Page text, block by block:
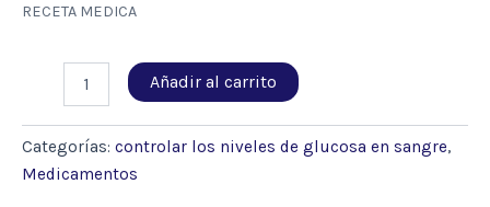
RECETA MEDICA
MG
30
Añadir al carrito
Categorías: controlar los niveles de glucosa en sangre,
Medicamentos